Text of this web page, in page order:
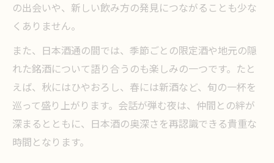
の出会いや、新しい飲み方の発見につながることも少な
くありません。
また、日本酒通の間では、季節ごとの限定酒や地元の隠
れた銘酒について語り合うのも楽しみの一つです。たと
えば、秋にはひやおろし、春には新酒など、旬の一杯を
巡って盛り上がります。会話が弾む夜は、仲間との絆が
深まるとともに、日本酒の奥深さを再認識できる貴重な
時間となります。